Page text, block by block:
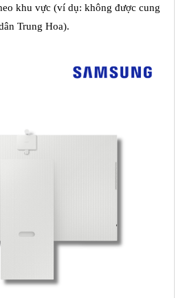
khu vực (ví dụ: không được cung
Trung Hoa).